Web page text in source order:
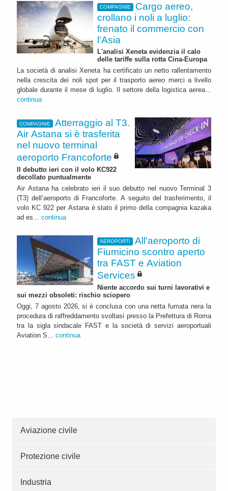
COMPAGNIE
Cargo aereo,
crollano i noli a luglio:
frenato il commercio con
l'Asia
L'analisi Xeneta evidenzia il calo
delle tariffe sulla rotta Cina-Europa
La società di analisi Xeneta ha certificato un netto rallentamento
nella crescita dei noli spot per il trasporto aereo merci a livello
globale durante il mese di luglio. Il settore della logistica aerea...
continua
COMPAGNIE
Atterraggio al T3.
Air Astana si è trasferita
nel nuovo terminal
aeroporto Francoforte
Il debutto ieri con il volo KC922
decollato puntualmente
Air Astana ha celebrato ieri il suo debutto nel nuovo Terminal 3
(T3) dell’aeroporto di Francoforte. A seguito del trasferimento, il
volo KC 922 per Astana è stato il primo della compagnia kazaka
ad es... continua
AEROPORTI
All'aeroporto di
Fiumicino scontro aperto
tra FAST e Aviation
Services
Niente accordo sui turni lavorativi e
sui mezzi obsoleti: rischio sciopero
Oggi, 7 agosto 2026, si è conclusa con una netta fumata nera la
procedura di raffreddamento svoltasi presso la Prefettura di Roma
tra la sigla sindacale FAST e la società di servizi aeroportuali
Aviation S... continua
Aviazione civile
Protezione civile
Industria